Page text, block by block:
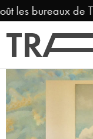
les bureaux de